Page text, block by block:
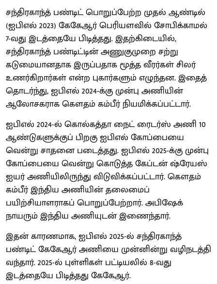
சந்திரகாந்த் பண்டிட் பொறுப்பேற்ற முதல் ஆண்டில்
(ஐபிஎல் 2023) கேகேஆர் பெரியளவில் சோபிக்காமல்
7-வது இடத்தையே பிடித்தது. இதற்கிடையில்,
சந்திரகாந்த் பண்டிட்டின் அணுகுமுறை சற்று
கடுமையானதாக இருப்பதாக மூத்த வீரர்கள் சிலர்
உணர்கிறார்கள் என்ற புகார்களும் எழுந்தன. இதைத்
தொடர்ந்து, ஐபிஎல் 2024-க்கு முன்பு அணியின்
ஆலோசகராக கௌதம் கம்பீர் நியமிக்கப்பட்டார்.
ஐபிஎல் 2024-ல் கொல்கத்தா நைட் ரைடர்ஸ் அணி 10
ஆண்டுகளுக்குப் பிறகு ஐபிஎல் கோப்பையை
வென்று சாதனை படைத்தது. ஐபிஎல் 2025-க்கு முன்பு
கோப்பையை வென்று கொடுத்த கேப்டன் ஷ்ரேயஸ்
ஐயர் அணியிலிருந்து விடுவிக்கப்பட்டார். கௌதம்
கம்பீர் இந்திய அணியின் தலைமைப்
பயிற்சியாளராகப் பொறுப்பேற்றார். அபிஷேக்
நாயரும் இந்திய அணியுடன் இணைந்தார்.
இதன் காரணமாக, ஐபிஎல் 2025-ல் சந்திரகாந்த்
பண்டிட் கேகேஆர் அணியை முன்னின்று வழிநடத்தி
வந்தார். 2025-ல் புள்ளிகள் பட்டியலில் 8-வது
இடத்தையே பிடித்தது கேகேஆர்.